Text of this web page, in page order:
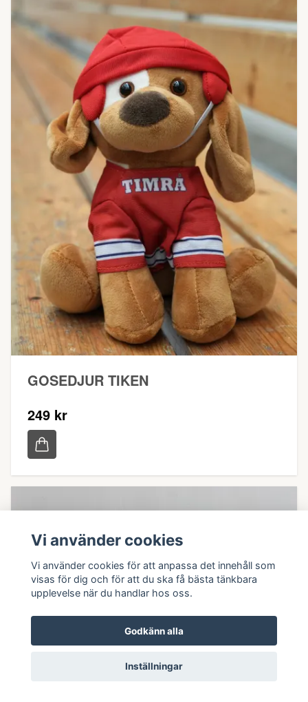
GOSEDJUR TIKEN
249 kr
Vi använder cookies
Vi använder cookies för att anpassa det innehåll som
visas för dig och för att du ska få bästa tänkbara
upplevelse när du handlar hos oss.
Godkänn alla
Inställningar